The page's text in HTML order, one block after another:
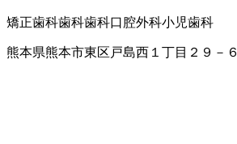
矯正歯科歯科歯科口腔外科小児歯科
熊本県熊本市東区戸島西１丁目２９－６